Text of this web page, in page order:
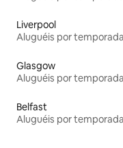
Liverpool
Aluguéis por temporada
Glasgow
Aluguéis por temporada
Belfast
Aluguéis por temporada